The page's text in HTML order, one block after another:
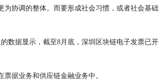
协调的整体。而要形成社会习惯，或者社会基础
数据显示，截至8月底，深圳区块链电子发票已开
据业务和供应链金融业务中。